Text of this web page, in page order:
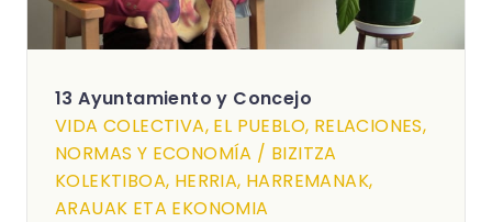
13 Ayuntamiento y Concejo
VIDA COLECTIVA, EL PUEBLO, RELACIONES,
NORMAS Y ECONOMÍA / BIZITZA
KOLEKTIBOA, HERRIA, HARREMANAK,
ARAUAK ETA EKONOMIA